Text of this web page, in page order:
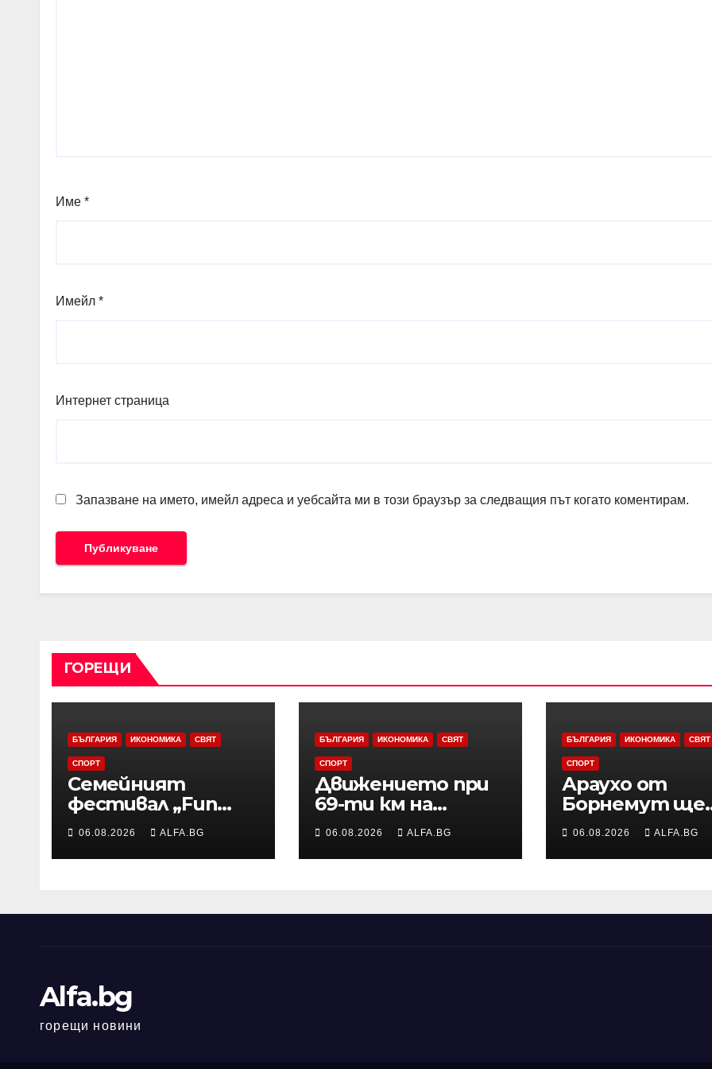
Име *
Имейл *
Интернет страница
Запазване на името, имейл адреса и уебсайта ми в този браузър за следващия път когато коментирам.
ГОРЕЩИ
БЪЛГАРИЯ ИКОНОМИКА СВЯТ
СПОРТ
Семейният
фестивал „Fun
навън“ ще се
проведе за осми
път в Трявна
06.08.2026 ALFA.BG
БЪЛГАРИЯ ИКОНОМИКА СВЯТ
СПОРТ
Движението при
69-ти км на
магистрала
„Тракия“ е
затворено заради
06.08.2026 ALFA.BG
БЪЛГАРИЯ ИКОНОМИКА СВЯТ
СПОРТ
Араухо от
Борнемут ще
пропусне
началото на
сезона във
06.08.2026 ALFA.BG
Alfa.bg
горещи новини